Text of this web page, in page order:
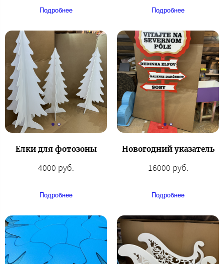
Подробнее Подробнее
Елки для фотозоны
4000 руб.
Подробнее
Новогодний указатель
16000 руб.
Подробнее